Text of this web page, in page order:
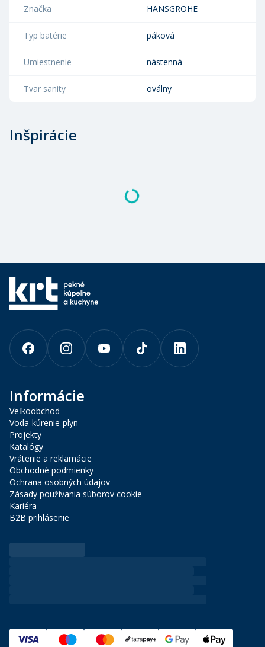
Značka HANSGROHE
Typ batérie páková
Umiestnenie nástenná
Tvar sanity oválny
Inšpirácie
Informácie
Veľkoobchod
Voda-kúrenie-plyn
Projekty
Katalógy
Vrátenie a reklamácie
Obchodné podmienky
Ochrana osobných údajov
Zásady používania súborov cookie
Kariéra
B2B prihlásenie